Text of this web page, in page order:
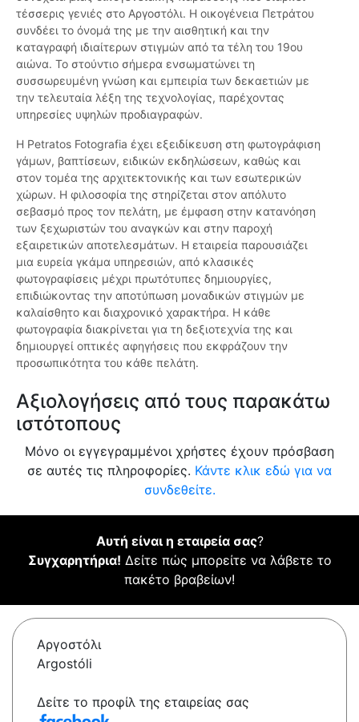
τέσσερις γενιές στο Αργοστόλι. Η οικογένεια Πετράτου
συνδέει το όνομά της με την αισθητική και την
καταγραφή ιδιαίτερων στιγμών από τα τέλη του 19ου
αιώνα. Το στούντιο σήμερα ενσωματώνει τη
συσσωρευμένη γνώση και εμπειρία των δεκαετιών με
την τελευταία λέξη της τεχνολογίας, παρέχοντας
υπηρεσίες υψηλών προδιαγραφών.
Η Petratos Fotografia έχει εξειδίκευση στη φωτογράφιση
γάμων, βαπτίσεων, ειδικών εκδηλώσεων, καθώς και
στον τομέα της αρχιτεκτονικής και των εσωτερικών
χώρων. Η φιλοσοφία της στηρίζεται στον απόλυτο
σεβασμό προς τον πελάτη, με έμφαση στην κατανόηση
των ξεχωριστών του αναγκών και στην παροχή
εξαιρετικών αποτελεσμάτων. Η εταιρεία παρουσιάζει
μια ευρεία γκάμα υπηρεσιών, από κλασικές
φωτογραφίσεις μέχρι πρωτότυπες δημιουργίες,
επιδιώκοντας την αποτύπωση μοναδικών στιγμών με
καλαίσθητο και διαχρονικό χαρακτήρα. Η κάθε
φωτογραφία διακρίνεται για τη δεξιοτεχνία της και
δημιουργεί οπτικές αφηγήσεις που εκφράζουν την
προσωπικότητα του κάθε πελάτη.
Αξιολογήσεις από τους παρακάτω
ιστότοπους
Μόνο οι εγγεγραμμένοι χρήστες έχουν πρόσβαση
σε αυτές τις πληροφορίες. Κάντε κλικ εδώ για να
συνδεθείτε.
Αυτή είναι η εταιρεία σας?
Συγχαρητήρια! Δείτε πώς μπορείτε να λάβετε το
πακέτο βραβείων!
Αργοστόλι
Argostóli
Δείτε το προφίλ της εταιρείας σας